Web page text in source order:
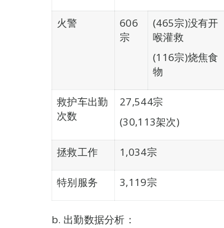
火警
606
宗
(465宗)没有开
喉灌救
(116宗)烧焦食
物
救护车出勤
次数
27,544宗
(30,113架次)
拯救工作 1,034宗
特别服务 3,119宗
b. 出勤数据分析：